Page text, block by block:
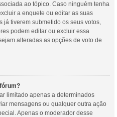
ao tópico. Caso ninguém tenha
a enquete ou editar as suas
já tiverem submetido os seus votos,
podem editar ou excluir essa
alteradas as opções de voto de
limitado apenas a determinados
mensagens ou qualquer outra ação
Apenas o moderador desse